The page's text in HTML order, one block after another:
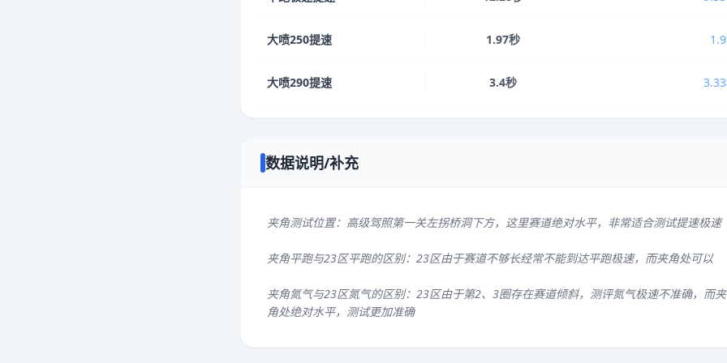
大喷250提速 1.97秒
大喷290提速 3.4秒
数据说明/补充
夹角测试位置：高级驾照第一关左拐桥洞下方，这里赛道绝对水平，非常适合测试提速极速
夹角平跑与23区平跑的区别：23区由于赛道不够长经常不能到达平跑极速，而夹角处可以
夹角氮气与23区氮气的区别：23区由于第2、3圈存在赛道倾斜，测评氮气极速不准确，而夹
角处绝对水平，测试更加准确